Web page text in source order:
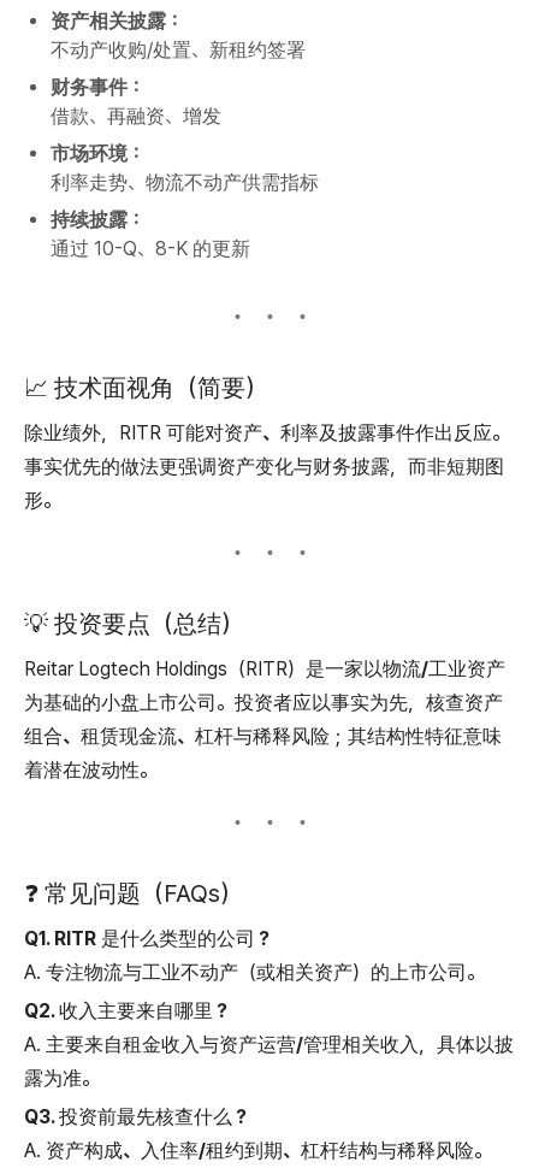
资产相关披露：
不动产收购/处置、新租约签署
财务事件：
借款、再融资、增发
市场环境：
利率走势、物流不动产供需指标
持续披露：
通过 10-Q、8-K 的更新
📈 技术面视角（简要）
除业绩外，RITR 可能对资产、利率及披露事件作出反应。
事实优先的做法更强调资产变化与财务披露，而非短期图
形。
💡 投资要点（总结）
Reitar Logtech Holdings（RITR）是一家以物流/工业资产
为基础的小盘上市公司。投资者应以事实为先，核查资产
组合、租赁现金流、杠杆与稀释风险 ；其结构性特征意味
着潜在波动性。
❓ 常见问题（FAQs）
Q1. RITR 是什么类型的公司？
A. 专注物流与工业不动产（或相关资产）的上市公司。
Q2. 收入主要来自哪里？
A. 主要来自租金收入与资产运营/管理相关收入，具体以披
露为准。
Q3. 投资前最先核查什么？
A. 资产构成、入住率/租约到期、杠杆结构与稀释风险。